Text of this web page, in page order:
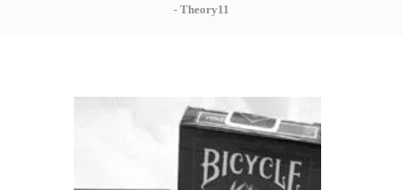
- Theory11